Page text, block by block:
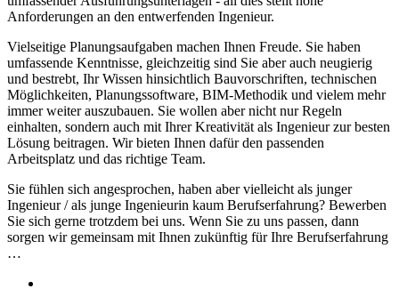
Anforderungen an den entwerfenden Ingenieur.
Vielseitige Planungsaufgaben machen Ihnen Freude. Sie haben
umfassende Kenntnisse, gleichzeitig sind Sie aber auch neugierig
und bestrebt, Ihr Wissen hinsichtlich Bauvorschriften, technischen
Möglichkeiten, Planungssoftware, BIM-Methodik und vielem mehr
immer weiter auszubauen. Sie wollen aber nicht nur Regeln
einhalten, sondern auch mit Ihrer Kreativität als Ingenieur zur besten
Lösung beitragen. Wir bieten Ihnen dafür den passenden
Arbeitsplatz und das richtige Team.
Sie fühlen sich angesprochen, haben aber vielleicht als junger
Ingenieur / als junge Ingenieurin kaum Berufserfahrung? Bewerben
Sie sich gerne trotzdem bei uns. Wenn Sie zu uns passen, dann
sorgen wir gemeinsam mit Ihnen zukünftig für Ihre Berufserfahrung
…